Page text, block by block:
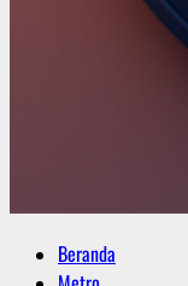
Primary
Menu
Beranda